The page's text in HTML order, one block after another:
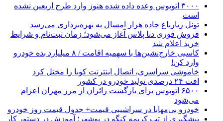
۳۰۰۰ اتوبوس وعده داده شده هنوز وارد طرح اربعین نشده
است
تونل زیارباغ جاده هراز امسال به بهره‌برداری می‌رسد
فروش فوری دنا پلاس آغاز می‌شود؛ زمان ثبت‌نام و شرایط
خرید اعلام شد
کاسبی خارج‌نشین‌ها با سهمیه اقامت / ۸ میلیارد بده خودرو
وارد کن!
خاموشی سراسری، اتصال اینترنت کوبا را مختل کرد
افت ۲۴ درصدی تولید خودرو در کشور
۶۵۰۰ اتوبوس برای بازگشت زائران از مرز مهران اعزام
می‌شود
خودرو بی‌مهابا در سراشیبی قیمت+ جدول قیمت روز خودرو
پیشگیری از تب کریمه کنگو در بوشهر؛ آموزش در دستور کار